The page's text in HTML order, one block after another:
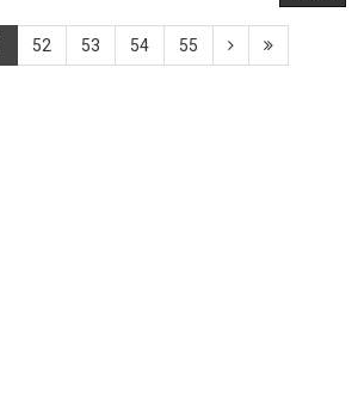
52 53 54 55